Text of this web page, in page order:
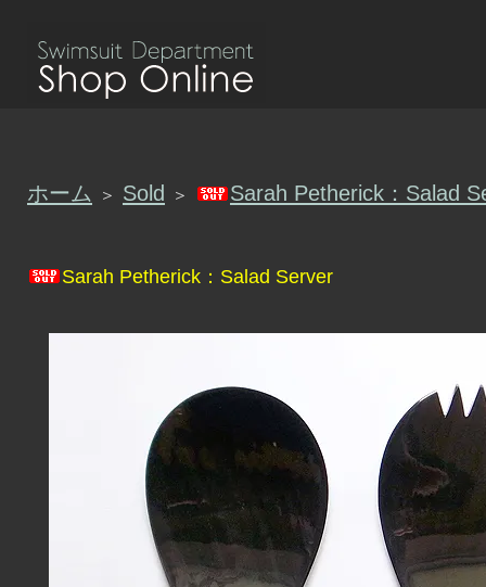
ホーム ＞ Sold ＞ Sarah Petherick：Salad
Sarah Petherick：Salad Server